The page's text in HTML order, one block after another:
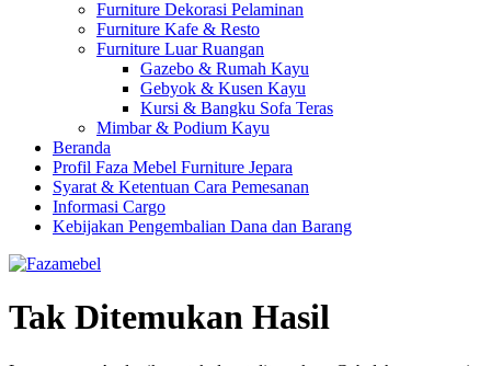
Furniture Dekorasi Pelaminan
Furniture Kafe & Resto
Furniture Luar Ruangan
Gazebo & Rumah Kayu
Gebyok & Kusen Kayu
Kursi & Bangku Sofa Teras
Mimbar & Podium Kayu
Beranda
Profil Faza Mebel Furniture Jepara
Syarat & Ketentuan Cara Pemesanan
Informasi Cargo
Kebijakan Pengembalian Dana dan Barang
Tak Ditemukan Hasil